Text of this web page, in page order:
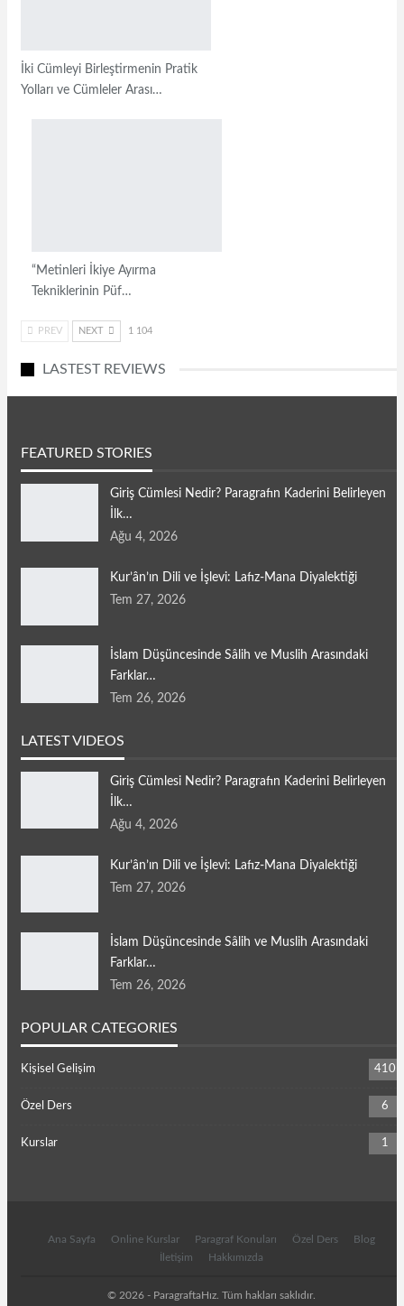
İki Cümleyi Birleştirmenin Pratik
Yolları ve Cümleler Arası…
“Metinleri İkiye Ayırma
Tekniklerinin Püf…
PREV NEXT 1 104
LASTEST REVIEWS
FEATURED STORIES
Giriş Cümlesi Nedir? Paragrafın Kaderini Belirleyen
İlk…
Ağu 4, 2026
Kur’ân’ın Dili ve İşlevi: Lafız-Mana Diyalektiği
Tem 27, 2026
İslam Düşüncesinde Sâlih ve Muslih Arasındaki
Farklar…
Tem 26, 2026
LATEST VIDEOS
Giriş Cümlesi Nedir? Paragrafın Kaderini Belirleyen
İlk…
Ağu 4, 2026
Kur’ân’ın Dili ve İşlevi: Lafız-Mana Diyalektiği
Tem 27, 2026
İslam Düşüncesinde Sâlih ve Muslih Arasındaki
Farklar…
Tem 26, 2026
POPULAR CATEGORIES
Kişisel Gelişim 410
Özel Ders 6
Kurslar 1
Ana Sayfa Online Kurslar Paragraf Konuları Özel Ders
Blog
İletişim
Hakkımızda
© 2026 - ParagraftaHız. Tüm hakları saklıdır.